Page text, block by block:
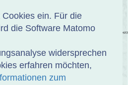
ein. Für die
die Software Matomo
widersprechen
erfahren möchten,
zum
SUCHE